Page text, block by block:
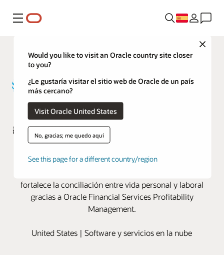
Menú
Close
Would you like to visit an Oracle country site closer
to you?
¿Le gustaría visitar el sitio web de Oracle de un país
más cercano?
Visit Oracle United States
No, gracias; me quedo aquí
See this page for a different country/region
AT&T crea informes de pérdidas y
ganancias un 40 % más rápido con
Oracle Financial Services
La empresa de telecomunicaciones acelera la
fortalece la conciliación entre vida personal y laboral
gracias a Oracle Financial Services Profitability
Management.
United States | Software y servicios en la nube